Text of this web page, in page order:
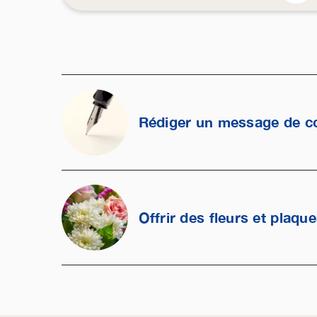
Rédiger un message de
Offrir des fleurs et